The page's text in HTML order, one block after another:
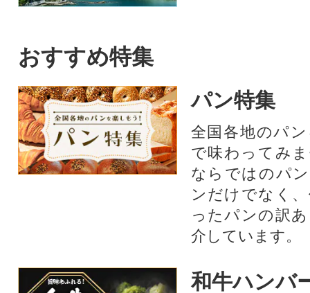
おすすめ特集
パン特集
全国各地のパ
で味わってみ
ならではのパ
ンだけでなく
ったパンの訳
介しています。
和牛ハンバ